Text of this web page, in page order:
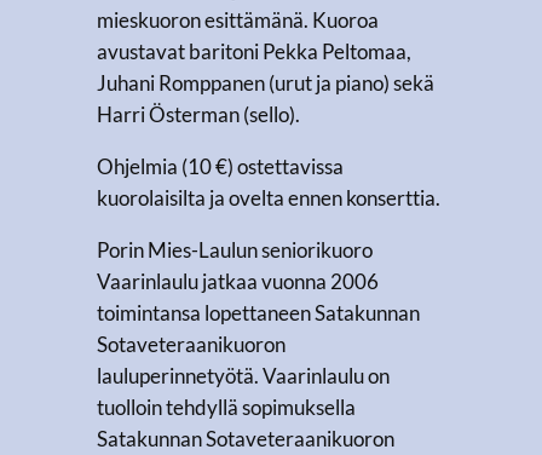
mieskuoron esittämänä. Kuoroa
avustavat baritoni Pekka Peltomaa,
Juhani Romppanen (urut ja piano) sekä
Harri Österman (sello).
Ohjelmia (10 €) ostettavissa
kuorolaisilta ja ovelta ennen konserttia.
Porin Mies-Laulun seniorikuoro
Vaarinlaulu jatkaa vuonna 2006
toimintansa lopettaneen Satakunnan
Sotaveteraanikuoron
lauluperinnetyötä. Vaarinlaulu on
tuolloin tehdyllä sopimuksella
Satakunnan Sotaveteraanikuoron